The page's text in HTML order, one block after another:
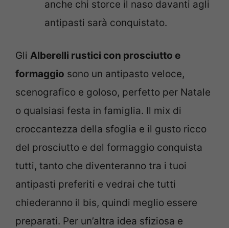
anche chi storce il naso davanti agli
antipasti sarà conquistato.
Gli Alberelli rustici con prosciutto e
formaggio sono un antipasto veloce,
scenografico e goloso, perfetto per Natale
o qualsiasi festa in famiglia. Il mix di
croccantezza della sfoglia e il gusto ricco
del prosciutto e del formaggio conquista
tutti, tanto che diventeranno tra i tuoi
antipasti preferiti e vedrai che tutti
chiederanno il bis, quindi meglio essere
preparati. Per un’altra idea sfiziosa e